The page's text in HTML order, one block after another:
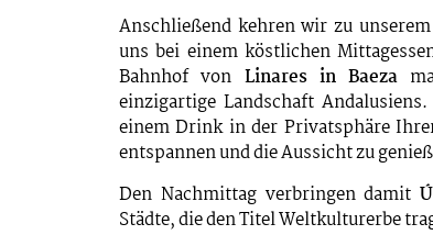
Anschließend kehren wir zu
uns bei einem köstlichen
Bahnhof von Linares in Baeza
einzigartige Landschaft
einem Drink in der Privatsphäre
entspannen und die Aussicht zu
Den Nachmittag verbringen damit
Städte, die den Titel Weltkulturerbe